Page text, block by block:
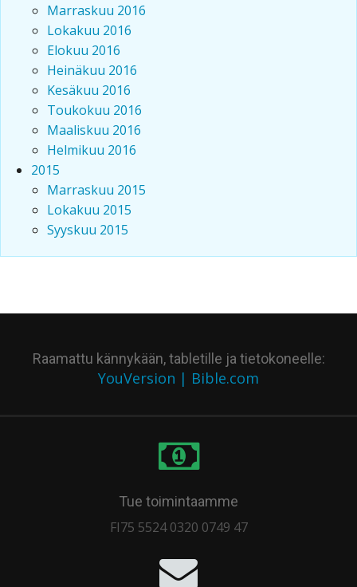
Marraskuu 2016
Lokakuu 2016
Elokuu 2016
Heinäkuu 2016
Kesäkuu 2016
Toukokuu 2016
Maaliskuu 2016
Helmikuu 2016
2015
Marraskuu 2015
Lokakuu 2015
Syyskuu 2015
Raamattu kännykään, tabletille ja tietokoneelle:
YouVersion | Bible.com
Tue toimintaamme
FI75 5524 0320 0749 47